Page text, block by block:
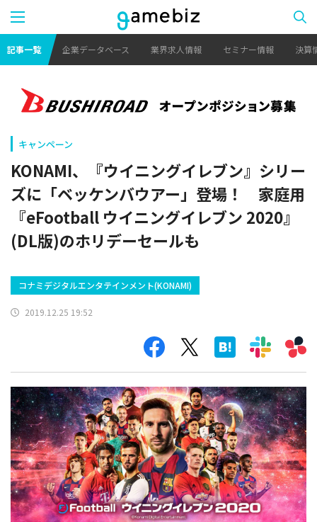
記事一覧 企業データベース 業界求人情報 セミナー情報 決算
キャンペーン
KONAMI、『ウイニングイレブン』シリー
ズに「ベッケンバウアー」登場！ 家庭用
『eFootball ウイニングイレブン 2020』
(DL版)のホリデーセールも
コナミデジタルエンタテインメント(KONAMI)
2019.12.25 19:52